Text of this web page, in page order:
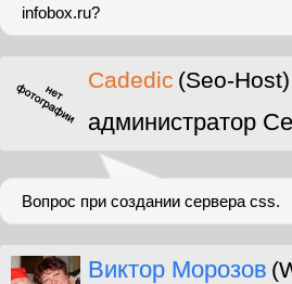
infobox.ru?
Cadedic (Seo-Host)
администратор
Вопрос при создании сервера css.
Виктор Морозов